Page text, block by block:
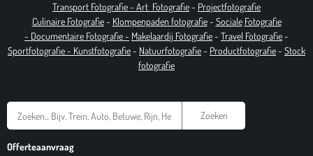
Transport Fotografie - Art Fotografie- Projectfotografie
Culinaire Fotografie- Klompenpaden fotografie- Sociale Fotografie
- Documentaire Fotografie- Makelaardij Fotografie- Travel Fotografie-
Sportfotografie - Kunstfotografie- Natuurfotografie- Productfotografie- Stock
fotografie
Zoeken
Offerteaanvraag